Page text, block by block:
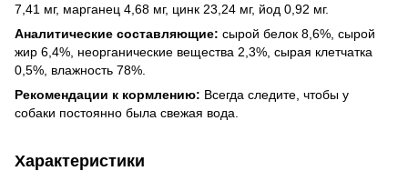
7,41 мг, марганец 4,68 мг, цинк 23,24 мг, йод 0,92 мг.
Аналитические составляющие: сырой белок 8,6%, сырой
жир 6,4%, неорганические вещества 2,3%, сырая клетчатка
0,5%, влажность 78%.
Рекомендации к кормлению: Всегда следите, чтобы у
собаки постоянно была свежая вода.
Характеристики